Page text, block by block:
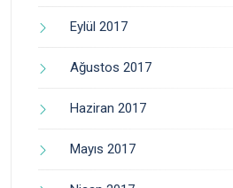
Eylül 2017
Ağustos 2017
Haziran 2017
Mayıs 2017